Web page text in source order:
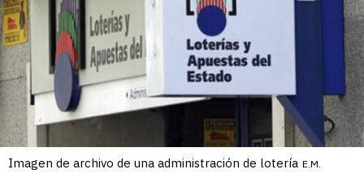
Imagen de archivo de una administración de lotería E.M.